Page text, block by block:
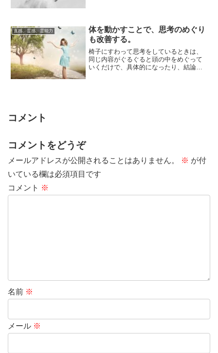
直感、霊感、霊能力
体を動かすことで、思考のめぐり
も改善する。
椅子にすわって思考をしているときは、
同じ内容がぐるぐると頭の中をめぐって
いくだけで、具体的になったり、結論に
コメント
コメントをどうぞ
メールアドレスが公開されることはありません。 ※ が付
いている欄は必須項目です
コメント ※
名前 ※
メール ※